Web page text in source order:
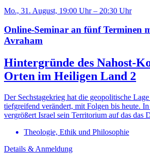
Mo., 31. August, 19:00 Uhr – 20:30 Uhr
Online-Seminar an fünf Terminen
Avraham
Hintergründe des Nahost-
Orten im Heiligen Land 2
Der Sechstagekrieg hat die geopolitische
tiefgreifend verändert, mit Folgen bis heute. In
vergrößert Israel sein Territorium auf das das
Theologie, Ethik und Philosophie
Details & Anmeldung